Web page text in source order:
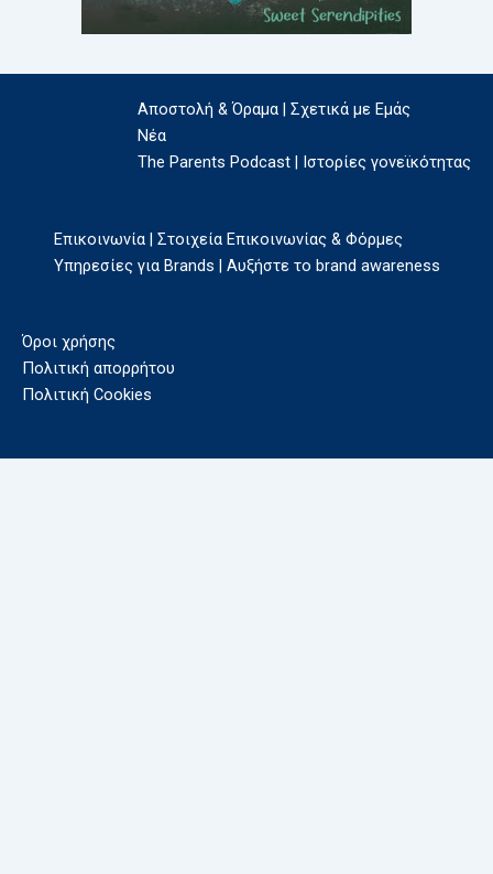
Αποστολή & Όραμα | Σχετικά με Εμάς
Νέα
The Parents Podcast | Ιστορίες γονεϊκότητας
Επικοινωνία | Στοιχεία Επικοινωνίας & Φόρμες
Υπηρεσίες για Brands | Αυξήστε το brand awareness
Όροι χρήσης
Πολιτική απορρήτου
Πολιτική Cookies